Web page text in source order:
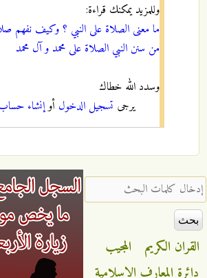
وللمزيد يمكنك قراءة:
ما معنى الصلاة على النبي ؟ وكيف نفهم
من سنن النبي الصلاة على محمد و آل محمد
وسدد الله خطاك
يرجى تسجيل الدخول أوإنشاء
‏إدخال كلمات البحث ‏
القران الكريم
المجيب